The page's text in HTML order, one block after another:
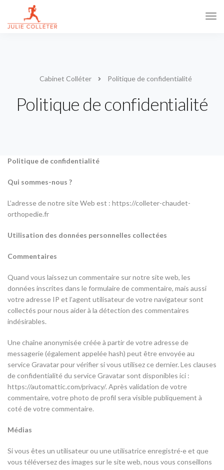
Cabinet Colléter Politique de confidentialité
Politique de confidentialité
Politique de confidentialité
Qui sommes-nous ?
L’adresse de notre site Web est : https://colleter-chaudet-
orthopedie.fr
Utilisation des données personnelles collectées
Commentaires
Quand vous laissez un commentaire sur notre site web, les
données inscrites dans le formulaire de commentaire, mais aussi
votre adresse IP et l’agent utilisateur de votre navigateur sont
collectés pour nous aider à la détection des commentaires
indésirables.
Une chaîne anonymisée créée à partir de votre adresse de
messagerie (également appelée hash) peut être envoyée au
service Gravatar pour vérifier si vous utilisez ce dernier. Les clauses
de confidentialité du service Gravatar sont disponibles ici :
https://automattic.com/privacy/. Après validation de votre
commentaire, votre photo de profil sera visible publiquement à
coté de votre commentaire.
Médias
Si vous êtes un utilisateur ou une utilisatrice enregistré·e et que
vous téléversez des images sur le site web, nous vous conseillons